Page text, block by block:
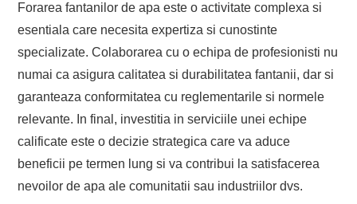
Forarea fantanilor de apa este o activitate complexa si
esentiala care necesita expertiza si cunostinte
specializate. Colaborarea cu o echipa de profesionisti nu
numai ca asigura calitatea si durabilitatea fantanii, dar si
garanteaza conformitatea cu reglementarile si normele
relevante. In final, investitia in serviciile unei echipe
calificate este o decizie strategica care va aduce
beneficii pe termen lung si va contribui la satisfacerea
nevoilor de apa ale comunitatii sau industriilor dvs.